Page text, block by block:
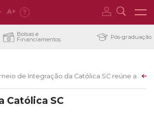
A+ ?
Bolsas e
Financiamentos Pós-graduação
de Integração da Católica SC reúne
Católica SC